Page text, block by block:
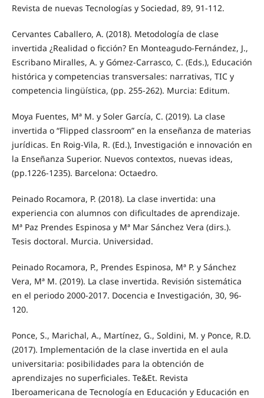
Revista de nuevas Tecnologías y Sociedad, 89, 91-112.
Cervantes Caballero, A. (2018). Metodología de clase
invertida ¿Realidad o ficción? En Monteagudo-Fernández, J.,
Escribano Miralles, A. y Gómez-Carrasco, C. (Eds.), Educación
histórica y competencias transversales: narrativas, TIC y
competencia lingüística, (pp. 255-262). Murcia: Editum.
Moya Fuentes, Mª M. y Soler García, C. (2019). La clase
invertida o “Flipped classroom” en la enseñanza de materias
jurídicas. En Roig-Vila, R. (Ed.), Investigación e innovación en
la Enseñanza Superior. Nuevos contextos, nuevas ideas,
(pp.1226-1235). Barcelona: Octaedro.
Peinado Rocamora, P. (2018). La clase invertida: una
experiencia con alumnos con dificultades de aprendizaje.
Mª Paz Prendes Espinosa y Mª Mar Sánchez Vera (dirs.).
Tesis doctoral. Murcia. Universidad.
Peinado Rocamora, P., Prendes Espinosa, Mª P. y Sánchez
Vera, Mª M. (2019). La clase invertida. Revisión sistemática
en el periodo 2000-2017. Docencia e Investigación, 30, 96-
120.
Ponce, S., Marichal, A., Martínez, G., Soldini, M. y Ponce, R.D.
(2017). Implementación de la clase invertida en el aula
universitaria: posibilidades para la obtención de
aprendizajes no superficiales. Te&Et. Revista
Iberoamericana de Tecnología en Educación y Educación en